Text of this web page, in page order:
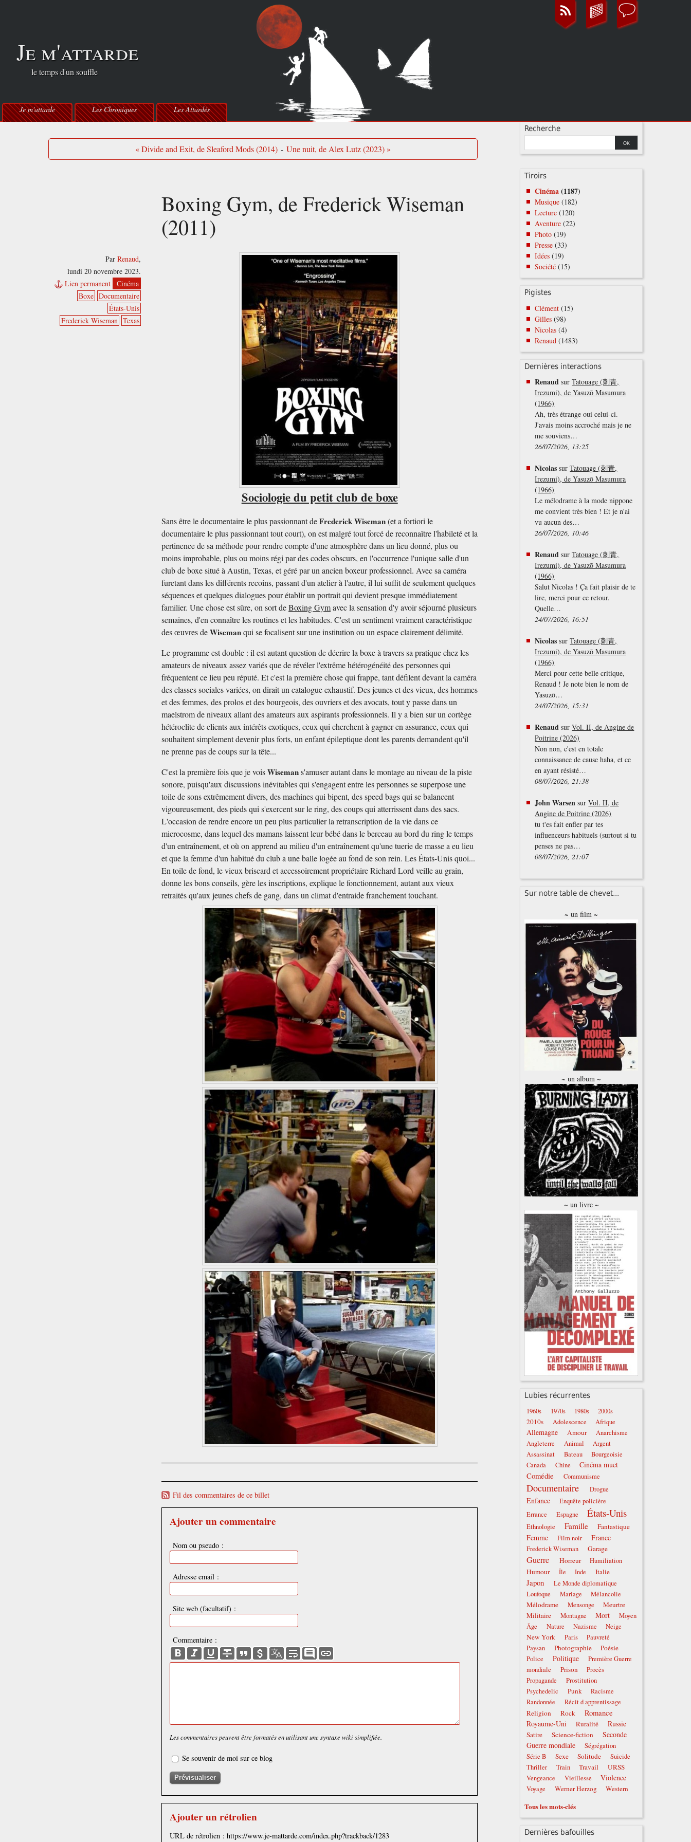
Je m'attarde
le temps d'un souffle
Je m'attarde Les Chroniques Les Attardés
« Divide and Exit, de Sleaford Mods (2014) - Une nuit, de Alex Lutz (2023) »
Boxing Gym, de Frederick Wiseman
(2011)
ParRenaud,
lundi 20 novembre 2023.
Lien permanent
Cinéma
Boxe Documentaire
États-Unis
Frederick Wiseman Texas
Sociologie du petit club de boxe
Sans être le documentaire le plus passionnant deFrederick Wiseman(et a fortiori le
documentaire le plus passionnant tout court), on est malgré tout forcé de reconnaître l'habileté et la
pertinence de sa méthode pour rendre compte d'une atmosphère dans un lieu donné, plus ou
moins improbable, plus ou moins régi par des codes obscurs, en l'occurrence l'unique salle d'un
club de boxe situé à Austin, Texas, et géré par un ancien boxeur professionnel. Avec sa caméra
furetant dans les différents recoins, passant d'un atelier à l'autre, il lui suffit de seulement quelques
séquences et quelques dialogues pour établir un portrait qui devient presque immédiatement
familier. Une chose est sûre, on sort deBoxing Gymavec la sensation d'y avoir séjourné plusieurs
semaines, d'en connaître les routines et les habitudes. C'est un sentiment vraiment caractéristique
des œuvres deWisemanqui se focalisent sur une institution ou un espace clairement délimité.
Le programme est double : il est autant question de décrire la boxe à travers sa pratique chez les
amateurs de niveaux assez variés que de révéler l'extrême hétérogénéité des personnes qui
fréquentent ce lieu peu réputé. Et c'est la première chose qui frappe, tant défilent devant la caméra
des classes sociales variées, on dirait un catalogue exhaustif. Des jeunes et des vieux, des hommes
et des femmes, des prolos et des bourgeois, des ouvriers et des avocats, tout y passe dans un
maelstrom de niveaux allant des amateurs aux aspirants professionnels. Il y a bien sur un cortège
hétéroclite de clients aux intérêts exotiques, ceux qui cherchent à gagner en assurance, ceux qui
souhaitent simplement devenir plus forts, un enfant épileptique dont les parents demandent qu'il
ne prenne pas de coups sur la tête...
C'est la première fois que je voisWisemans'amuser autant dans le montage au niveau de la piste
sonore, puisqu'aux discussions inévitables qui s'engagent entre les personnes se superpose une
toile de sons extrêmement divers, des machines qui bipent, des speed bags qui se balancent
vigoureusement, des pieds qui s'exercent sur le ring, des coups qui atterrissent dans des sacs.
L'occasion de rendre encore un peu plus particulier la retranscription de la vie dans ce
microcosme, dans lequel des mamans laissent leur bébé dans le berceau au bord du ring le temps
d'un entraînement, et où on apprend au milieu d'un entraînement qu'une tuerie de masse a eu lieu
et que la femme d'un habitué du club a une balle logée au fond de son rein. Les États-Unis quoi...
En toile de fond, le vieux briscard et accessoirement propriétaire Richard Lord veille au grain,
donne les bons conseils, gère les inscriptions, explique le fonctionnement, autant aux vieux
retraités qu'aux jeunes chefs de gang, dans un climat d'entraide franchement touchant.
Fil des commentaires de ce billet
Ajouter un commentaire
Nom ou pseudo :
Adresse email :
Site web (facultatif) :
Commentaire :
Les commentaires peuvent être formatés en utilisant une syntaxe wiki simplifiée.
Se souvenir de moi sur ce blog
Ajouter un rétrolien
URL de rétrolien : https://www.je-mattarde.com/index.php?trackback/1283
Recherche
Tiroirs
Cinéma (1187)
Musique (182)
Lecture (120)
Aventure (22)
Photo (19)
Presse (33)
Idées (19)
Société (15)
Pigistes
Clément (15)
Gilles (98)
Nicolas (4)
Renaud (1483)
Dernières interactions
Renaud surTatouage (刺青,
Irezumi), de Yasuzō Masumura
(1966)
Ah, très étrange oui celui-ci.
J'avais moins accroché mais je ne
me souviens…
26/07/2026, 13:25
Nicolas surTatouage (刺青,
Irezumi), de Yasuzō Masumura
(1966)
Le mélodrame à la mode nippone
me convient très bien ! Et je n'ai
vu aucun des…
26/07/2026, 10:46
Renaud surTatouage (刺青,
Irezumi), de Yasuzō Masumura
(1966)
Salut Nicolas ! Ça fait plaisir de te
lire, merci pour ce retour.
Quelle…
24/07/2026, 16:51
Nicolas surTatouage (刺青,
Irezumi), de Yasuzō Masumura
(1966)
Merci pour cette belle critique,
Renaud ! Je note bien le nom de
Yasuzō…
24/07/2026, 15:31
Renaud surVol. II, de Angine de
Poitrine (2026)
Non non, c'est en totale
connaissance de cause haha, et ce
en ayant résisté…
08/07/2026, 21:38
John Warsen surVol. II, de
Angine de Poitrine (2026)
tu t'es fait enfler par tes
influenceurs habituels (surtout si tu
penses ne pas…
08/07/2026, 21:07
Sur notre table de chevet...
~ un film ~
~ un album ~
~ un livre ~
Lubies récurrentes
1960s 1970s 1980s 2000s
2010s Adolescence Afrique
Allemagne Amour
Anarchisme
Angleterre
Animal
Argent
Assassinat
Bateau
Bourgeoisie
Canada
Chine Cinéma muet
Comédie Communisme
Documentaire Drogue
Enfance
Enquête policière
Errance
Espagne États-Unis
Ethnologie Famille Fantastique
Femme Film noir France
Frederick Wiseman Garage
Guerre Horreur Humiliation
Humour Île Inde Italie
Japon
Le Monde diplomatique
Loufoque
Mariage Mélancolie
Mélodrame Mensonge
Meurtre
Militaire
Montagne Mort
Moyen
Âge
Nature Nazisme Neige
New York Paris
Pauvreté
Paysan
Photographie Poésie
Police Politique
Première Guerre
mondiale
Prison
Procès
Propagande
Prostitution
Psychedelic
Punk
Racisme
Randonnée
Récit d apprentissage
Religion Rock Romance
Royaume-Uni Ruralité Russie
Satire Science-fiction
Seconde
Guerre mondiale
Ségrégation
Série B
Sexe Solitude
Suicide
Thriller
Train Travail URSS
Vengeance Vieillesse Violence
Voyage Werner Herzog Western
Tous les mots-clés
Dernières bafouilles